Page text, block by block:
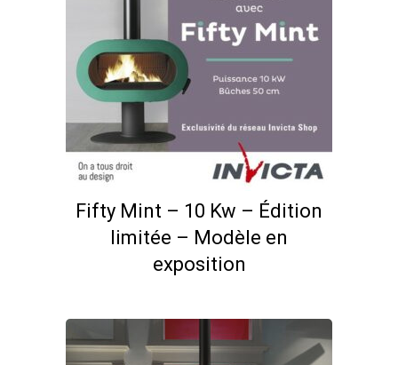
Fifty Mint – 10 Kw – Édition
limitée – Modèle en
exposition